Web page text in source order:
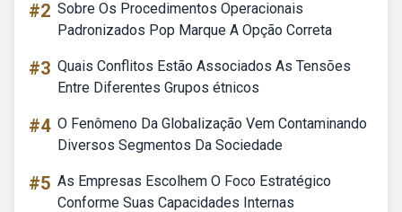
#2 Sobre Os Procedimentos Operacionais
Padronizados Pop Marque A Opção Correta
#3 Quais Conflitos Estão Associados As Tensões
Entre Diferentes Grupos étnicos
#4 O Fenômeno Da Globalização Vem Contaminando
Diversos Segmentos Da Sociedade
#5 As Empresas Escolhem O Foco Estratégico
Conforme Suas Capacidades Internas